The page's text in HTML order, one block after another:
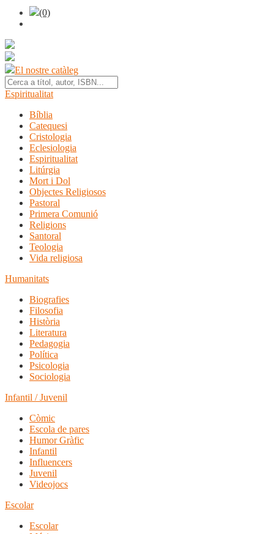
(0)
El nostre catàleg
Espiritualitat
Bíblia
Catequesi
Cristologia
Eclesiologia
Espiritualitat
Litúrgia
Mort i Dol
Objectes Religiosos
Pastoral
Primera Comunió
Religions
Santoral
Teologia
Vida religiosa
Humanitats
Biografies
Filosofia
Història
Literatura
Pedagogia
Política
Psicologia
Sociologia
Infantil / Juvenil
Còmic
Escola de pares
Humor Gràfic
Infantil
Influencers
Juvenil
Videojocs
Escolar
Escolar